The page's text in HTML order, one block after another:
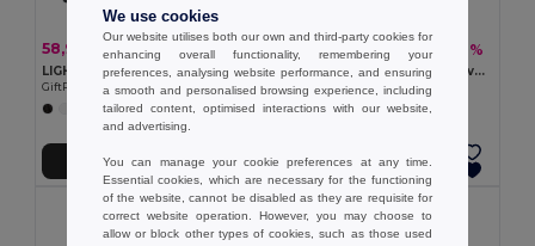
58,93 kč 119,95 kč -51%
LIGHTY Unisex bavlněná čepice
GiftRetail MO6645
+8 Colors
Přidat do košíku
18,72 kč 36,98 kč -49%
100% polyesterová sendvičová čepice
Egotier 99568
Přidat do košíku
Organic Cotton
We use cookies
Our website utilises both our own and third-party cookies for
enhancing overall functionality, remembering your
preferences, analysing website performance, and ensuring
a smooth and personalised browsing experience, including
tailored content, optimised interactions with our website,
and advertising.
You can manage your cookie preferences at any time.
Essential cookies, which are necessary for the functioning
of the website, cannot be disabled as they are requisite for
correct website operation. However, you may choose to
allow or block other types of cookies, such as those used